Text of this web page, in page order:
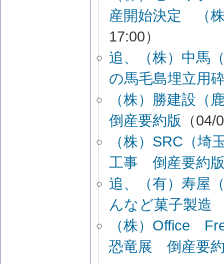
産開始決定 （
17:00）
追、（株）中馬
の馬毛島埋立用
（株）勝建設
倒産要約版 （
（株）SRC（
工事 倒産要約
追、（有）寿屋
んなど菓子製造
（株）Office
恐竜展 倒産要